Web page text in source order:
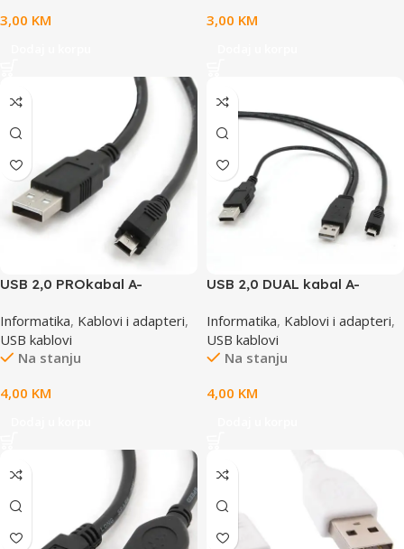
3,00 KM
3,00 KM
USB 2,0 PROkabal A-
USB2-AM5P-6
Informatika, Kablovi i adapteri,
USB kablovi
Na stanju
4,00 KM
USB 2,0 DUAL kabal A-
USB22-AM5P-3
Informatika, Kablovi i adapteri,
USB kablovi
Na stanju
4,00 KM